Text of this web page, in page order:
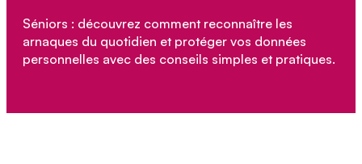
Séniors : découvrez comment reconnaître les
arnaques du quotidien et protéger vos données
personnelles avec des conseils simples et pratiques.